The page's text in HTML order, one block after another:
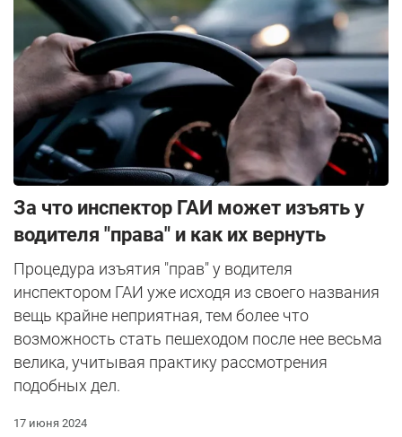
За что инспектор ГАИ может изъять у
водителя "права" и как их вернуть
Процедура изъятия "прав" у водителя
инспектором ГАИ уже исходя из своего названия
вещь крайне неприятная, тем более что
возможность стать пешеходом после нее весьма
велика, учитывая практику рассмотрения
подобных дел.
17 июня 2024